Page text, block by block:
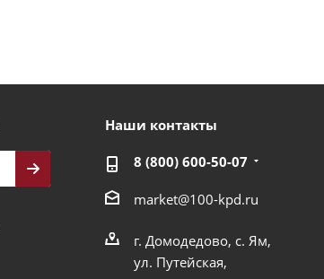
Наши контакты
8 (800) 600-50-07
market@100-kpd.ru
г. Домодедово, с. Ям,
ул. Путейская,